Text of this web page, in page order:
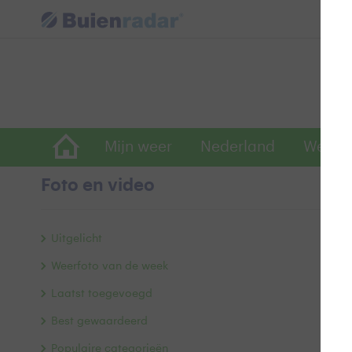
Mijn weer Nederland
Foto en video
Uitgelicht
Weerfoto van de week
Laatst toegevoegd
Best gewaardeerd
Populaire categorieën